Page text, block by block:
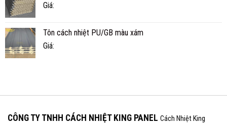
Giá:
Tôn cách nhiệt PU/GB màu xám
Giá:
CÔNG TY TNHH CÁCH NHIỆT KING PANEL Cách Nhiệt King